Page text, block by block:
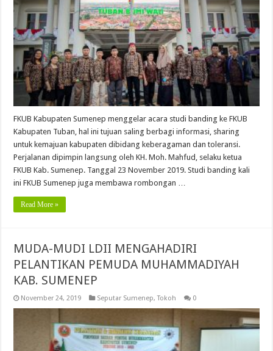
FKUB Kabupaten Sumenep menggelar acara studi banding ke FKUB
Kabupaten Tuban, hal ini tujuan saling berbagi informasi, sharing
untuk kemajuan kabupaten dibidang keberagaman dan toleransi.
Perjalanan dipimpin langsung oleh KH. Moh. Mahfud, selaku ketua
FKUB Kab. Sumenep. Tanggal 23 November 2019. Studi banding kali
ini FKUB Sumenep juga membawa rombongan …
Read More »
MUDA-MUDI LDII MENGAHADIRI
PELANTIKAN PEMUDA MUHAMMADIYAH
KAB. SUMENEP
November 24, 2019 Seputar Sumenep,Tokoh 0